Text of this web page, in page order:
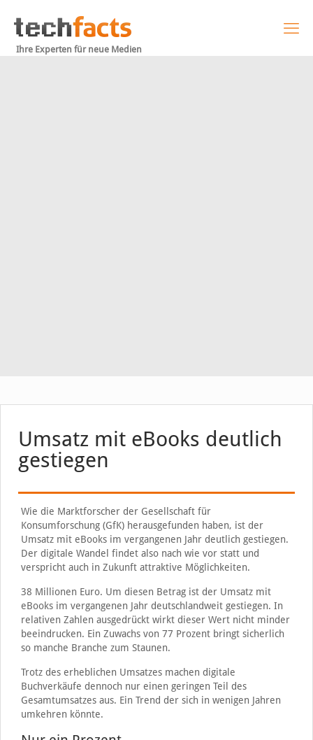
Ihre Experten für neue Medien
Umsatz mit eBooks deutlich
gestiegen
Wie die Marktforscher der Gesellschaft für
Konsumforschung (GfK) herausgefunden haben, ist der
Umsatz mit eBooks im vergangenen Jahr deutlich gestiegen.
Der digitale Wandel findet also nach wie vor statt und
verspricht auch in Zukunft attraktive Möglichkeiten.
38 Millionen Euro. Um diesen Betrag ist der Umsatz mit
eBooks im vergangenen Jahr deutschlandweit gestiegen. In
relativen Zahlen ausgedrückt wirkt dieser Wert nicht minder
beeindrucken. Ein Zuwachs von 77 Prozent bringt sicherlich
so manche Branche zum Staunen.
Trotz des erheblichen Umsatzes machen digitale
Buchverkäufe dennoch nur einen geringen Teil des
Gesamtumsatzes aus. Ein Trend der sich in wenigen Jahren
umkehren könnte.